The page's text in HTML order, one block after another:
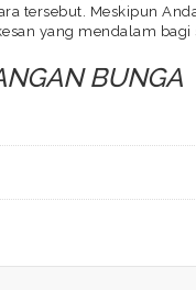
tersebut. Meskipun
yang mendalam bagi
BUNGA